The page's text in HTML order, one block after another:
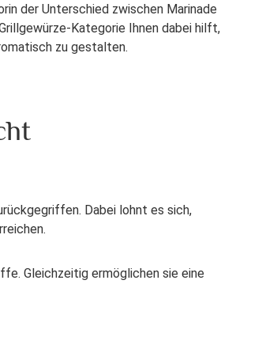
der Unterschied zwischen Marinade
Kategorie Ihnen dabei hilft,
zu gestalten.
Dabei lohnt es sich,
Gleichzeitig ermöglichen sie eine